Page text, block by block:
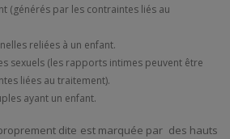
(générés par les contraintes liés au
reliées à un enfant.
sexuels (les rapports intimes peuvent être
liées au traitement).
ayant un enfant.
dite est marquée par des hauts